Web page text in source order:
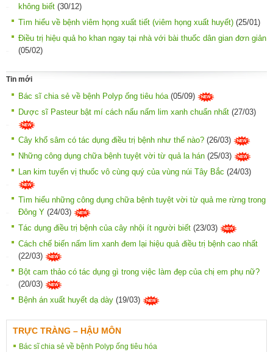
không biết (30/12)
Tìm hiểu về bệnh viêm họng xuất tiết (viêm họng xuất huyết) (25/01)
Điều trị hiệu quả ho khan ngay tại nhà với bài thuốc dân gian đơn giản
(05/02)
Tin mới
Bác sĩ chia sẻ về bệnh Polyp ống tiêu hóa (05/09)
Dược sĩ Pasteur bật mí cách nấu nấm lim xanh chuẩn nhất (27/03)
Cây khổ sâm có tác dụng điều trị bệnh như thế nào? (26/03)
Những công dụng chữa bệnh tuyệt vời từ quả la hán (25/03)
Lan kim tuyến vị thuốc vô cùng quý của vùng núi Tây Bắc (24/03)
Tìm hiểu những công dụng chữa bệnh tuyệt vời từ quả me rừng trong
Đông Y (24/03)
Tác dụng điều trị bệnh của cây nhội ít người biết (23/03)
Cách chế biến nấm lim xanh đem lại hiệu quả điều trị bệnh cao nhất
(22/03)
Bột cam thảo có tác dụng gì trong việc làm đẹp của chị em phụ nữ?
(20/03)
Bệnh án xuất huyết dạ dày (19/03)
TRỰC TRÀNG – HẬU MÔN
Bác sĩ chia sẻ về bệnh Polyp ống tiêu hóa